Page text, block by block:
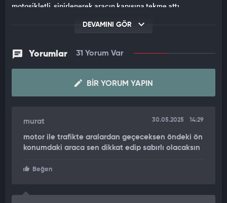
motosikletli, sinirlenerek aracın kapısına tekme attı.
SİVİL POLİS ANINDA OLAYA MÜDAHALE ETTİ
Bu sırada bölgede bulunan sivil bir polis, durumu fark ederek
aracından megafonla müdahale etti. Polis motosiklet
sürücüsüne “Beni araçtan indirme, eşkıya mısın sen?” şeklinde
tepki gösterdi. Aracın içinde bulunan bir başka kadın yolcu ise
polise müdahalesi için teşekkür etti.
SOSYAL MEDYADA GÜNDEM OLDU
Olay çevredeki vatandaşlar tarafından cep telefonu
kamerasıyla kaydedilirken, görüntüler kısa sürede sosyal
DEVAMINI GÖR
Yorumlar 31 Yorum Var
BIR YORUM YAPIN
murat 30.05.2025 14:29
motor ile trafikte aralardan geçeceksen öndeki ön
konumdaki araca sen dikkat edip sabırlı olacaksın
Beğen